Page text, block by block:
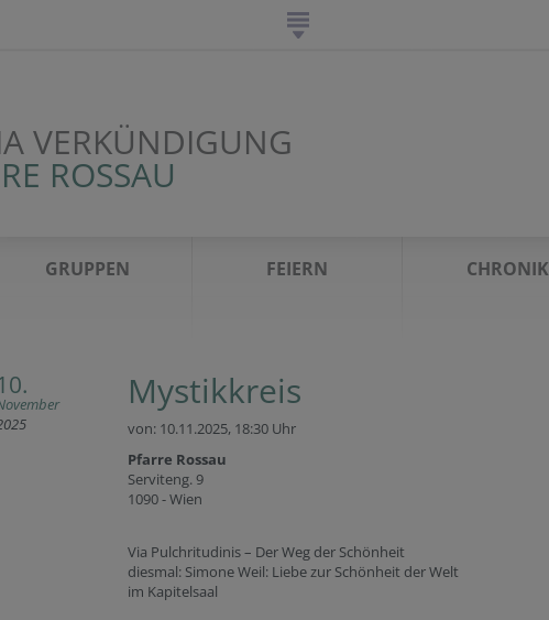
VERKÜNDIGUNG
ROSSAU
GRUPPEN FEIERN CHRONIK
Mystikkreis
von: 10.11.2025, 18:30 Uhr
Pfarre Rossau
Serviteng. 9
1090 - Wien
Via Pulchritudinis – Der Weg der Schönheit
diesmal: Simone Weil: Liebe zur Schönheit der Welt
im Kapitelsaal